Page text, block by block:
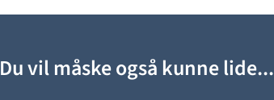
Du vil måske også kunne lide...